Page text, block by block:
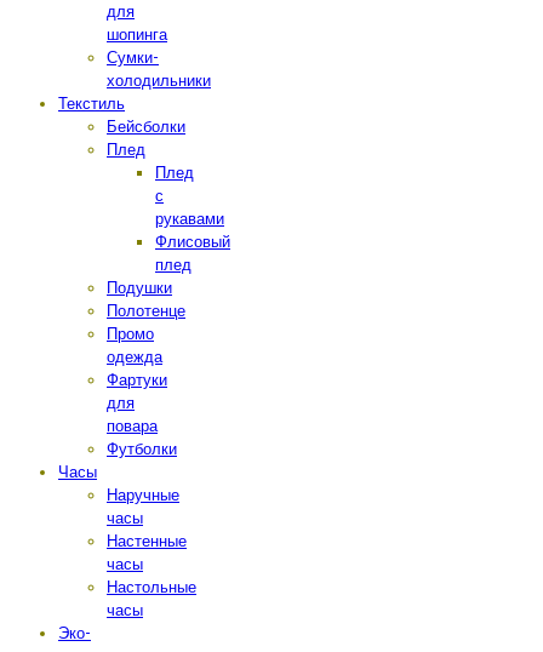
для
шопинга
Сумки-
холодильники
Текстиль
Бейсболки
Плед
Плед
с
рукавами
Флисовый
плед
Подушки
Полотенце
Промо
одежда
Фартуки
для
повара
Футболки
Часы
Наручные
часы
Настенные
часы
Настольные
часы
Эко-